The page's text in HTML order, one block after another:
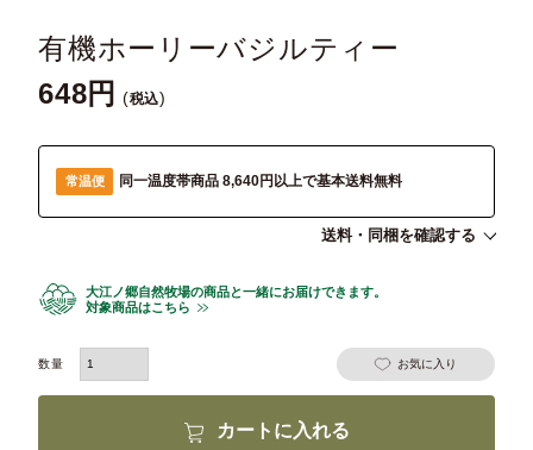
有機ホーリーバジルティー
648 税込
常温便 同一温度帯商品 8,640円以上で基本送料無料
送料・同梱を確認する
大江ノ郷自然牧場の商品と一緒にお届けできます。
対象商品はこちら
お気に入り
カートに入れる